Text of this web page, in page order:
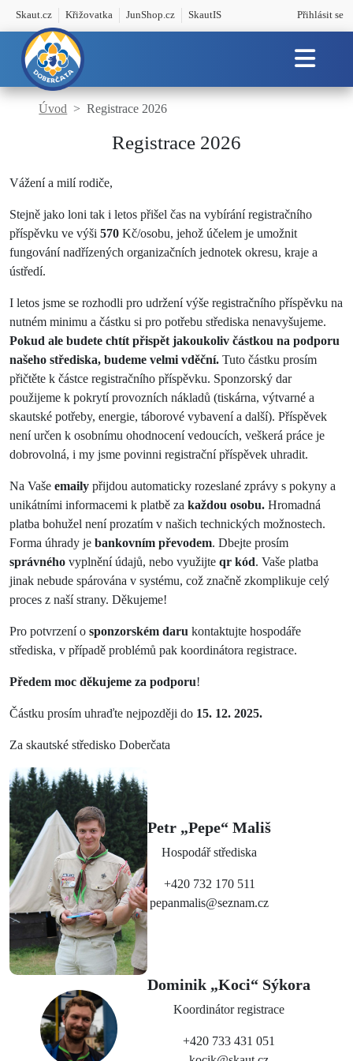
Skaut.cz Křižovatka JunShop.cz SkautIS Přihlásit se
Úvod Registrace 2026
Registrace 2026
Vážení a milí rodiče,
Stejně jako loni tak i letos přišel čas na vybírání registračního
příspěvku ve výši 570 Kč/osobu, jehož účelem je umožnit
fungování nadřízených organizačních jednotek okresu, kraje a
ústředí.
I letos jsme se rozhodli pro udržení výše registračního příspěvku na
nutném minimu a částku si pro potřebu střediska nenavyšujeme.
Pokud ale budete chtít přispět jakoukoliv částkou na podporu
našeho střediska, budeme velmi vděční. Tuto částku prosím
přičtěte k částce registračního příspěvku. Sponzorský dar
použijeme k pokrytí provozních nákladů (tiskárna, výtvarné a
skautské potřeby, energie, táborové vybavení a další). Příspěvek
není určen k osobnímu ohodnocení vedoucích, veškerá práce je
dobrovolná, i my jsme povinni registrační příspěvek uhradit.
Na Vaše emaily přijdou automaticky rozeslané zprávy s pokyny a
unikátními informacemi k platbě za každou osobu. Hromadná
platba bohužel není prozatím v našich technických možnostech.
Forma úhrady je bankovním převodem. Dbejte prosím
správného vyplnění údajů, nebo využijte qr kód. Vaše platba
jinak nebude spárována v systému, což značně zkomplikuje celý
proces z naší strany. Děkujeme!
Pro potvrzení o sponzorském daru kontaktujte hospodáře
střediska, v případě problémů pak koordinátora registrace.
Předem moc děkujeme za podporu!
Částku prosím uhraďte nejpozději do 15. 12. 2025.
Za skautské středisko Doberčata
Petr „Pepe“ Mališ
Hospodář střediska
+420 732 170 511
pepanmalis@seznam.cz
Dominik „Koci“ Sýkora
Koordinátor registrace
+420 733 431 051